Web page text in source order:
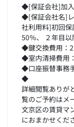
◆[保証会社]加
◆[保証会社名]
社利用料]初回
50％、 ２年目
◆鍵交換費用：
◆室内清掃費用
◆口座振替事務
◆
詳細閲覧ありが
覧のご予約はメ
文京区の賃貸マ
におまかせくだ